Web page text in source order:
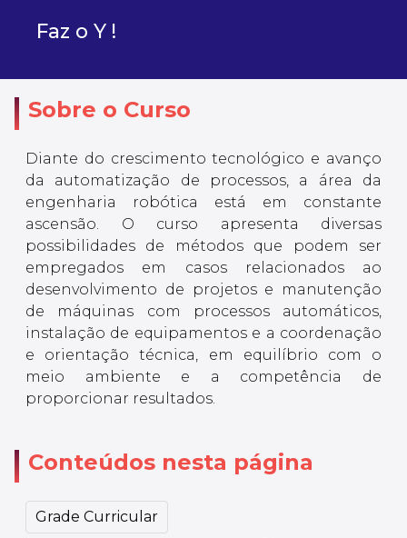
Faz o Y !
Sobre o Curso
Diante do crescimento tecnológico e avanço
da automatização de processos, a área da
engenharia robótica está em constante
ascensão. O curso apresenta diversas
possibilidades de métodos que podem ser
empregados em casos relacionados ao
desenvolvimento de projetos e manutenção
de máquinas com processos automáticos,
instalação de equipamentos e a coordenação
e orientação técnica, em equilíbrio com o
meio ambiente e a competência de
proporcionar resultados.
Conteúdos nesta página
Grade Curricular